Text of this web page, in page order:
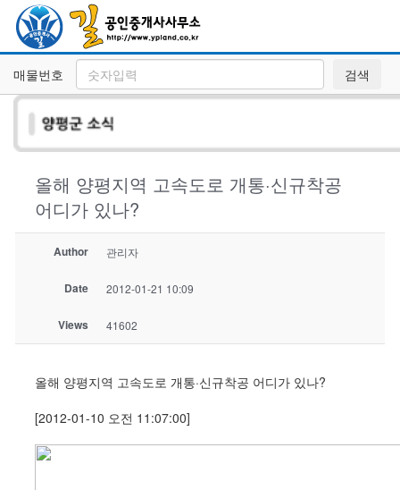
매물번호 검색
올해 양평지역 고속도로 개통·신규착공
어디가 있나?
Author 관리자
Date 2012-01-21 10:09
Views 41602
올해 양평지역 고속도로 개통·신규착공 어디가 있나?
[2012-01-10 오전 11:07:00]